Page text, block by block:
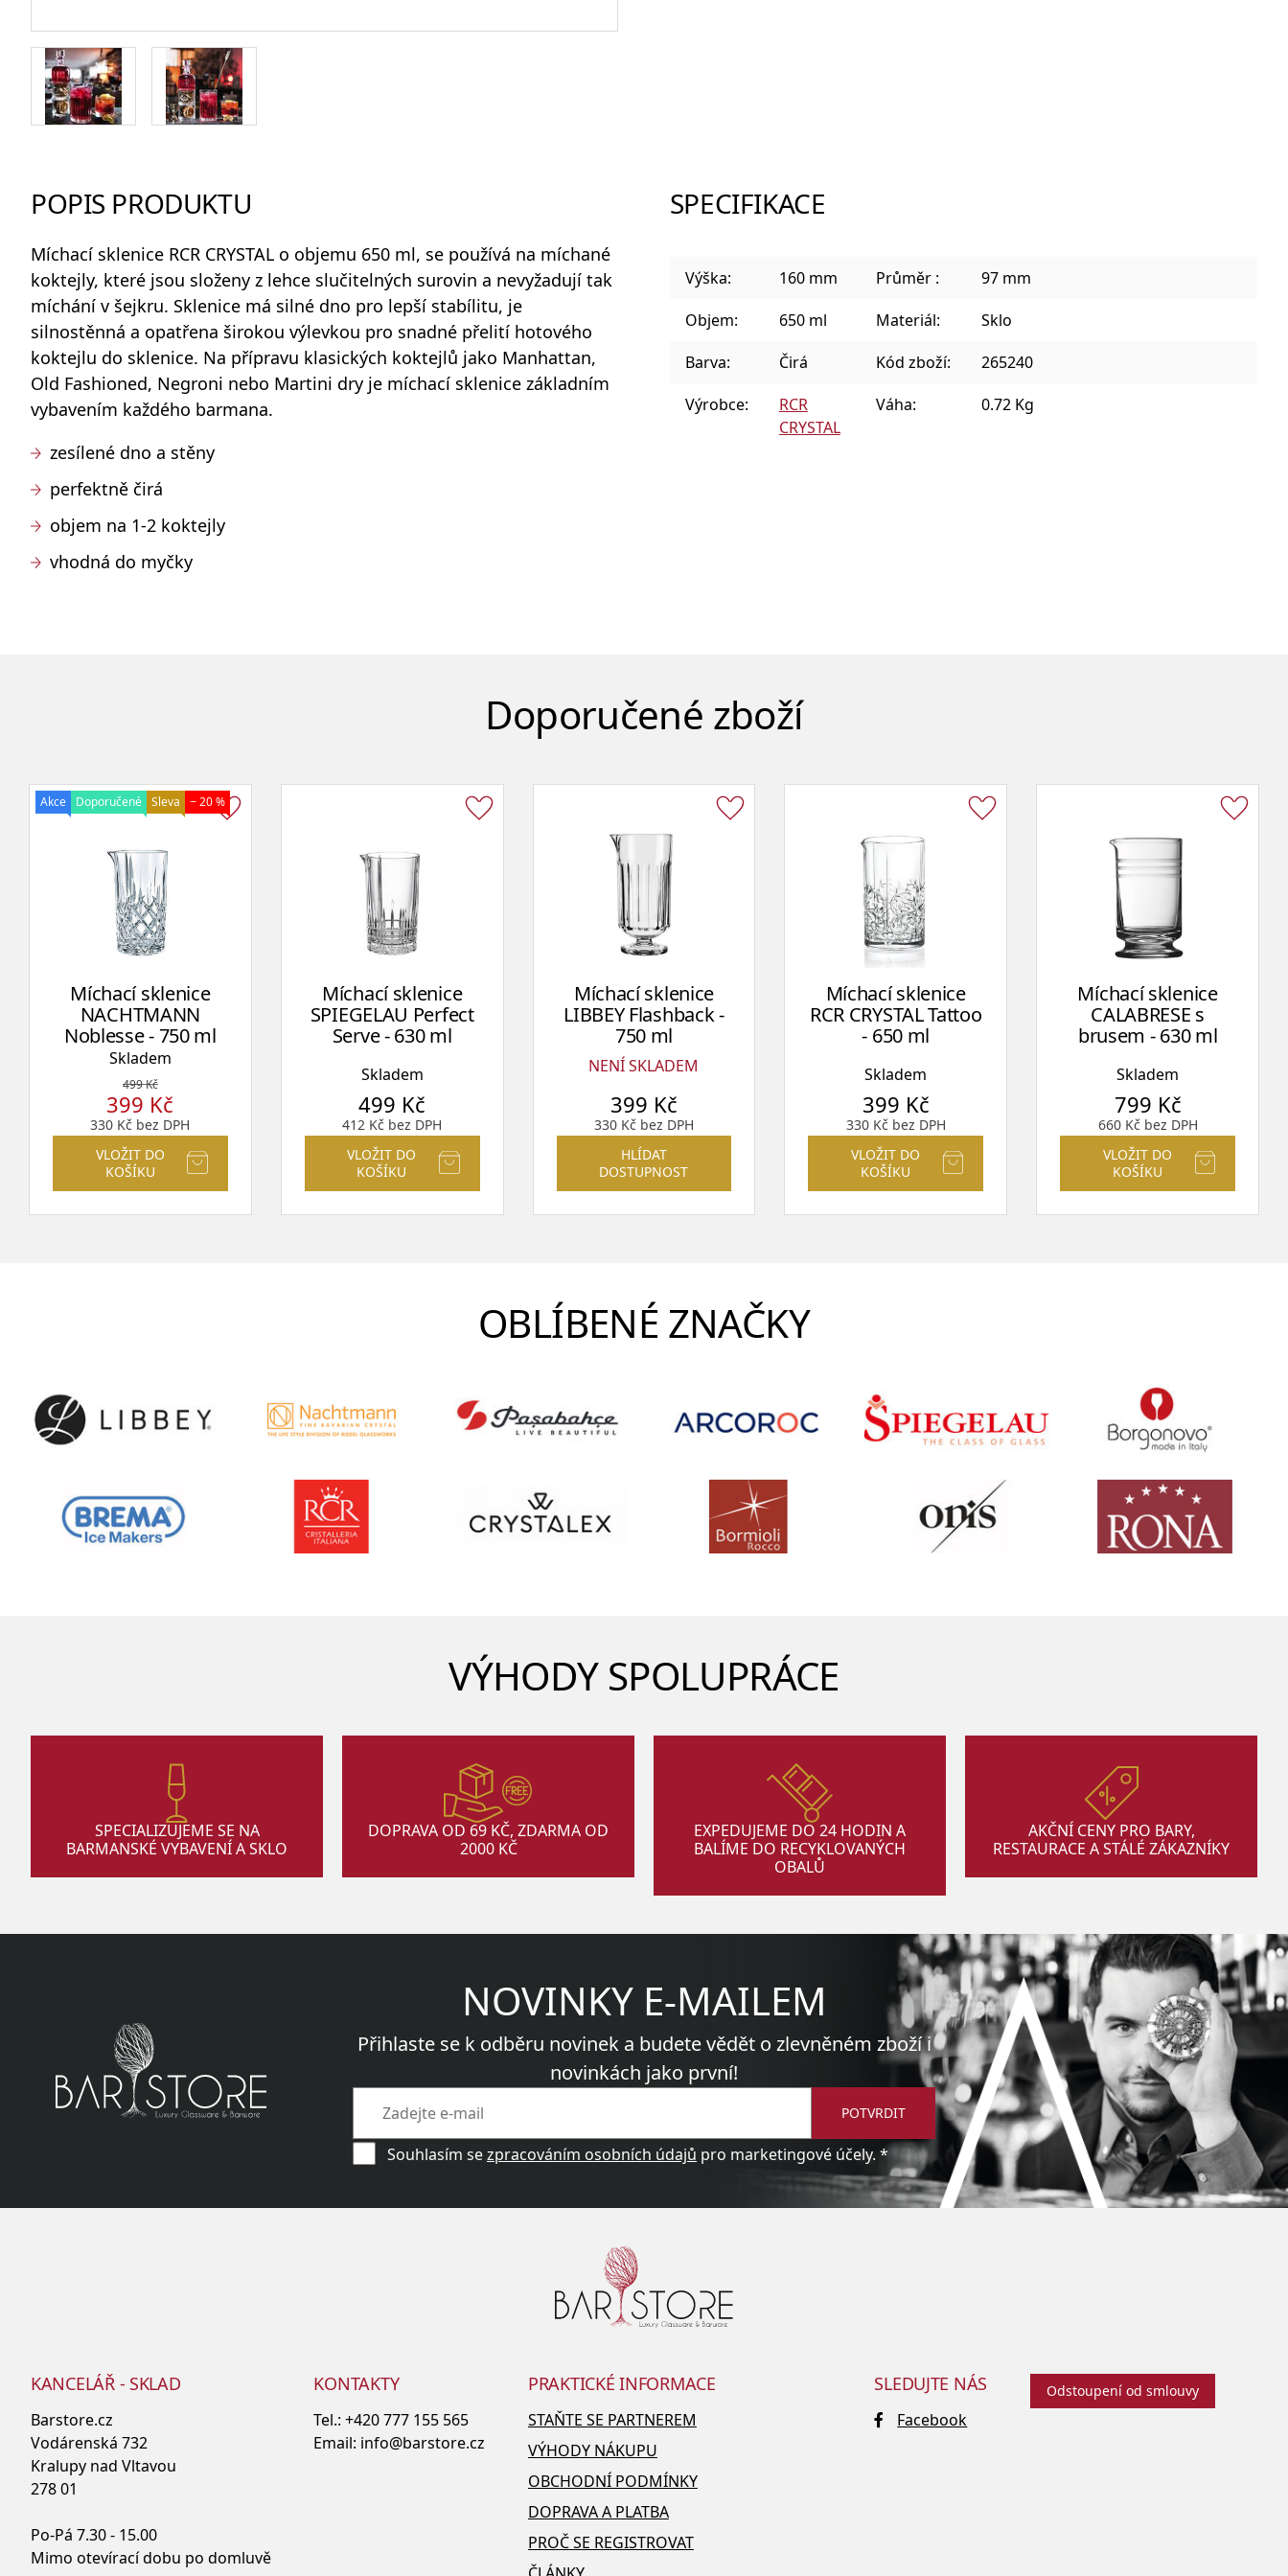
Odlivky a sklenice na vodu
Skleněné dózy na potraviny Designové sklenice na koktejly
POPIS PRODUKTU
Míchací sklenice RCR CRYSTAL o objemu 650 ml, se používá na míchané
koktejly, které jsou složeny z lehce slučitelných surovin a nevyžadují tak
míchání v šejkru. Sklenice má silné dno pro lepší stabílitu, je
silnostěnná a opatřena širokou výlevkou pro snadné přelití hotového
koktejlu do sklenice. Na přípravu klasických koktejlů jako Manhattan,
Old Fashioned, Negroni nebo Martini dry je míchací sklenice základním
vybavením každého barmana.
zesílené dno a stěny
perfektně čirá
objem na 1-2 koktejly
vhodná do myčky
SPECIFIKACE
Výška: 160 mm Průměr :
97 mm
Objem:
650 ml Materiál:
Sklo
Barva:
Čirá Kód zboží:
265240
Výrobce:
RCR
CRYSTAL
Váha: 0.72 Kg
Doporučené zboží
Akce Doporučené Sleva − 20 %
Míchací sklenice
NACHTMANN
Noblesse - 750 ml
Skladem
499Kč
399 Kč
330 Kč bez DPH
VLOŽIT DO
KOŠÍKU
Míchací sklenice
SPIEGELAU Perfect
Serve - 630 ml
Skladem
499 Kč
412 Kč bez DPH
VLOŽIT DO
KOŠÍKU
Míchací sklenice
LIBBEY Flashback -
750 ml
NENÍ SKLADEM
399 Kč
330 Kčbez DPH
HLÍDAT
DOSTUPNOST
Míchací sklenice
RCR CRYSTAL Tattoo
- 650 ml
Skladem
399 Kč
330 Kčbez DPH
VLOŽIT DO
KOŠÍKU
Míchací sklenice
CALABRESE s
brusem - 630 ml
Skladem
799 Kč
660 Kčbez DPH
VLOŽIT DO
KOŠÍKU
OBLÍBENÉ ZNAČKY
VÝHODY SPOLUPRÁCE
SPECIALIZUJEME SE NA
BARMANSKÉ VYBAVENÍ A SKLO
DOPRAVA OD 69 KČ, ZDARMA OD
2000 KČ
EXPEDUJEME DO 24 HODIN A
BALÍME DO RECYKLOVANÝCH
OBALŮ
AKČNÍ CENY PRO BARY,
RESTAURACE A STÁLÉ ZÁKAZNÍKY
NOVINKY E-MAILEM
Přihlaste se k odběru novinek a budete vědět o zlevněném zboží i
novinkách jako první!
POTVRDIT
Souhlasím sezpracováním osobních údajů pro marketingové účely. *
KANCELÁŘ - SKLAD
Barstore.cz
Vodárenská 732
Kralupy nad Vltavou
278 01
Po-Pá 7.30 - 15.00
Mimo otevírací dobu po domluvě
KONTAKTY
Tel.:+420 777 155 565
Email: info@barstore.cz
PRAKTICKÉ INFORMACE
STAŇTE SE PARTNEREM
VÝHODY NÁKUPU
OBCHODNÍ PODMÍNKY
DOPRAVA A PLATBA
PROČ SE REGISTROVAT
SLEDUJTE NÁS
Facebook
Odstoupení od smlouvy